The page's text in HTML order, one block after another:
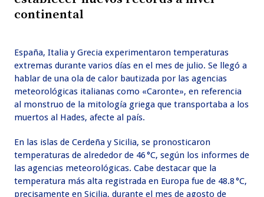
continental
España, Italia y Grecia experimentaron temperaturas
extremas durante varios días en el mes de julio. Se llegó a
hablar de una ola de calor bautizada por las agencias
meteorológicas italianas como «Caronte», en referencia
al monstruo de la mitología griega que transportaba a los
muertos al Hades, afecte al país.
En las islas de Cerdeña y Sicilia, se pronosticaron
temperaturas de alrededor de 46 °C, según los informes de
las agencias meteorológicas. Cabe destacar que la
temperatura más alta registrada en Europa fue de 48.8 °C,
precisamente en Sicilia, durante el mes de agosto de